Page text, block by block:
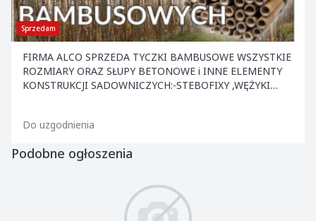
Sprzedam
FIRMA ALCO SPRZEDA TYCZKI BAMBUSOWE WSZYSTKIE
ROZMIARY ORAZ SŁUPY BETONOWE i INNE ELEMENTY
KONSTRUKCJI SADOWNICZYCH:-STEBOFIXY ,WĘŻYKI
Do uzgodnienia
Podobne ogłoszenia